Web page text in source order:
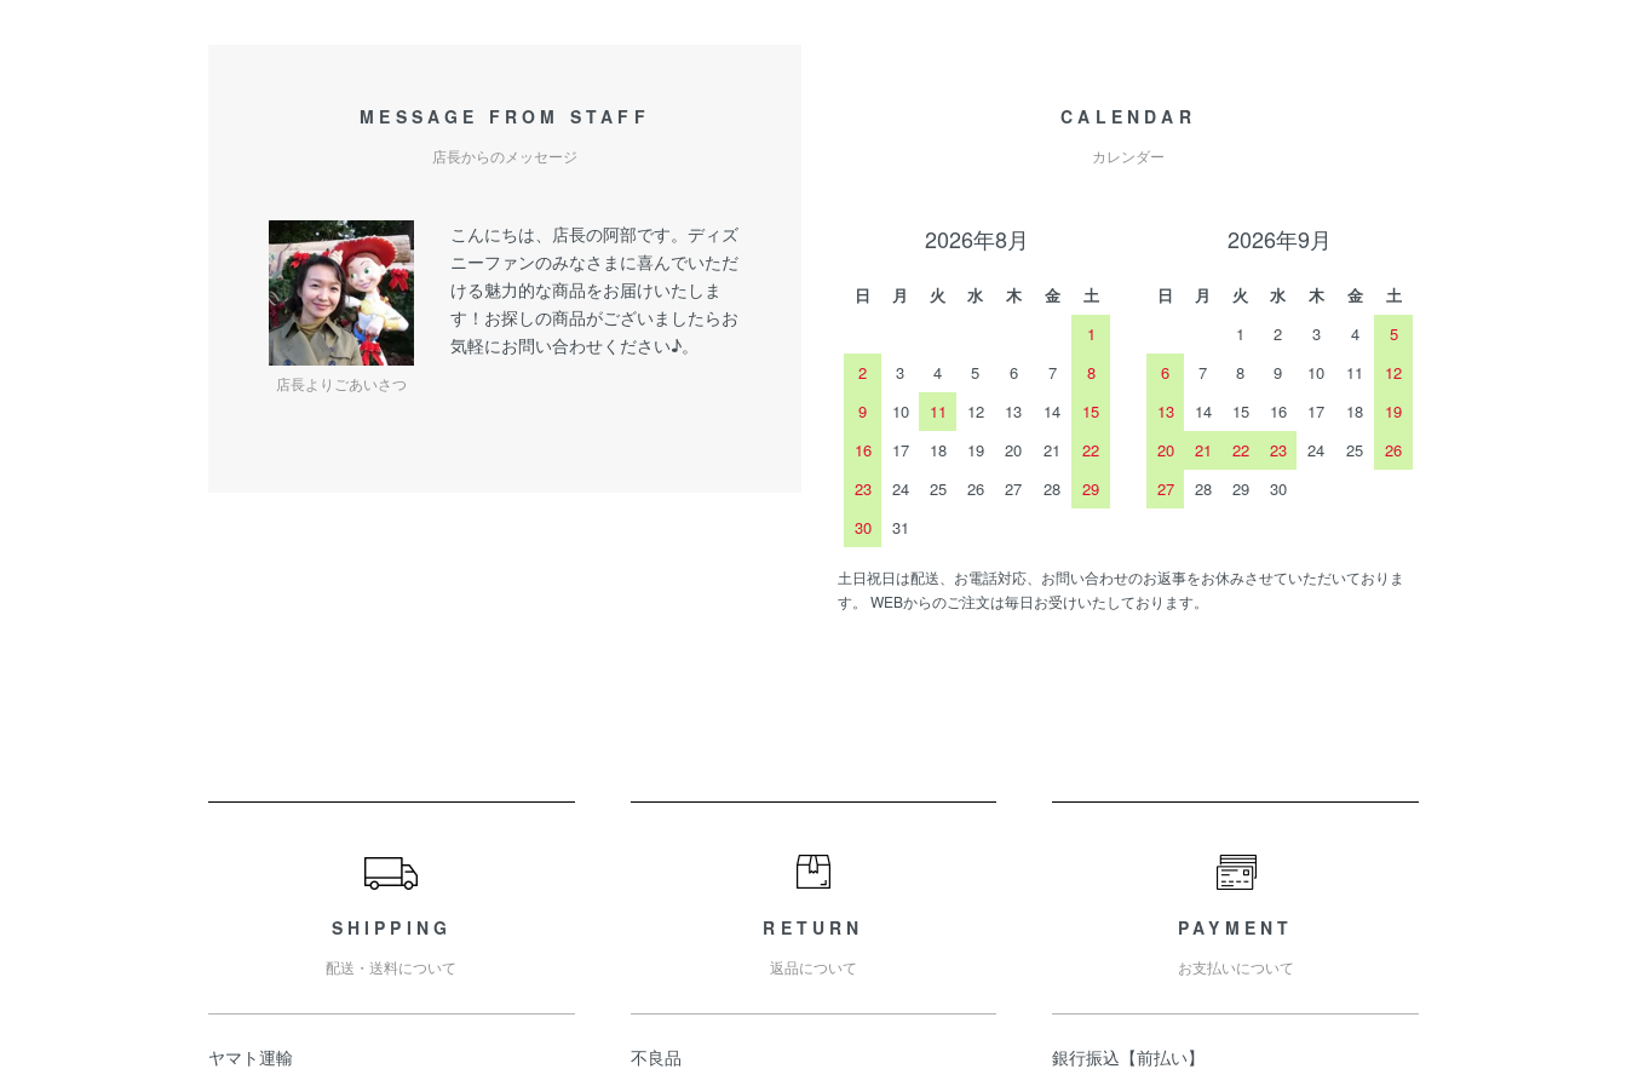
MESSAGE FROM STAFF
店長からのメッセージ
店長よりごあいさつ
こんにちは、店長の阿部です。ディズ
ニーファンのみなさまに喜んでいただ
ける魅力的な商品をお届けいたしま
す！お探しの商品がございましたらお
気軽にお問い合わせください♪。
CALENDAR
カレンダー
2026年8月
日 月 火 水 木 金
土
1
2
3 4 5 6 7
8
9
10 11 12 13 14
15
16
17 18 19 20 21
22
23
24 25 26 27 28
29
30
31
2026年9月
日 月 火 水 木 金
土
1
2 3 4
5
6
7 8 9 10 11
12
13
14 15 16 17 18
19
20
21 22 23 24 25
26
27
28 29 30
土日祝日は配送、お電話対応、お問い合わせのお返事をお休みさせていただいておりま
す。 WEBからのご注文は毎日お受けいたしております。
SHIPPING
配送・送料について
ヤマト運輸
RETURN
返品について
不良品
PAYMENT
お支払いについて
銀行振込【前払い】